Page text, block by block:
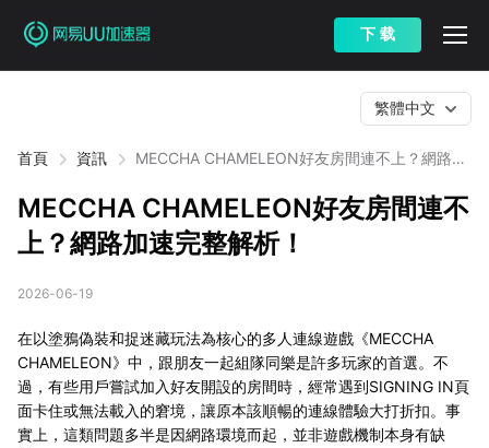
下 载
首頁 資訊
MECCHA CHAMELEON好友房間連不上？網路加
繁體中文
MECCHA CHAMELEON好友房間連不
上？網路加速完整解析！
2026-06-19
在以塗鴉偽裝和捉迷藏玩法為核心的多人連線遊戲《MECCHA
CHAMELEON》中，跟朋友一起組隊同樂是許多玩家的首選。不
過，有些用戶嘗試加入好友開設的房間時，經常遇到SIGNING IN頁
面卡住或無法載入的窘境，讓原本該順暢的連線體驗大打折扣。事
實上，這類問題多半是因網路環境而起，並非遊戲機制本身有缺